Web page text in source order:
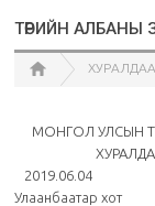
ТӨРИЙН АЛБАНЫ
МОНГОЛ УЛСЫН
Улаанбаатар хот